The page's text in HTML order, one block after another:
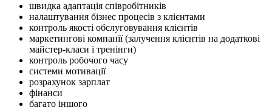
швидка адаптація співробітників
налаштування бізнес процесів з клієнтами
контроль якості обслуговування клієнтів
маркетингові компанії (залучення клієнтів на додаткові
майстер-класи і тренінги)
контроль робочого часу
системи мотивації
розрахунок зарплат
фінанси
багато іншого